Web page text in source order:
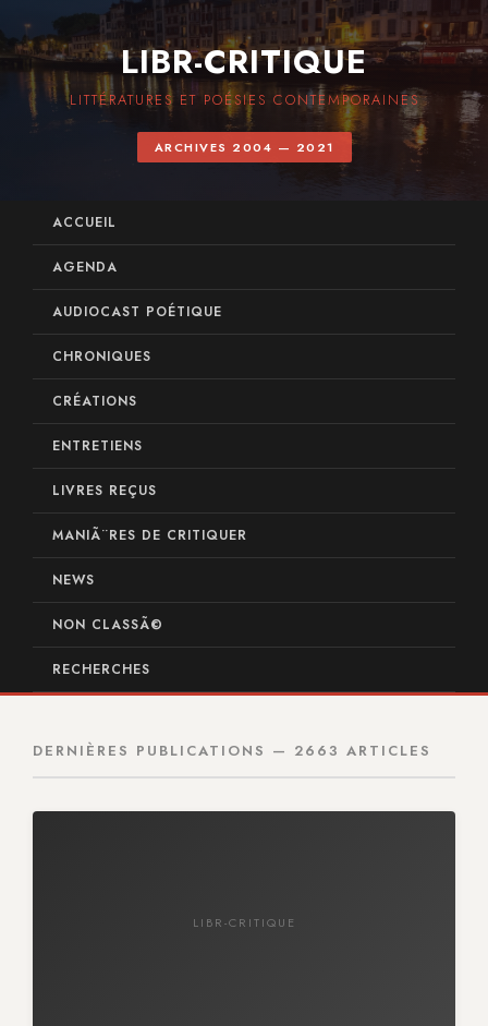
LIBR-CRITIQUE
LITTÉRATURES ET POÉSIES CONTEMPORAINES
ARCHIVES 2004 — 2021
ACCUEIL
AGENDA
AUDIOCAST POÉTIQUE
CHRONIQUES
CRÉATIONS
ENTRETIENS
LIVRES REÇUS
MANIÃ¨RES DE CRITIQUER
NEWS
NON CLASSÃ©
RECHERCHES
DERNIÈRES PUBLICATIONS — 2663 ARTICLES
LIBR-CRITIQUE